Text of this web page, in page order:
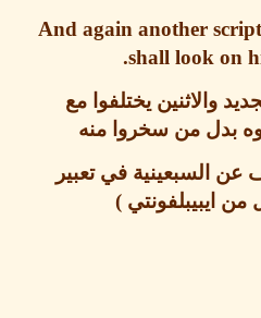
shall
يختلفوا مع
من سخروا منه
في تعبير
)